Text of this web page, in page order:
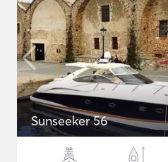
Sunseeker 56